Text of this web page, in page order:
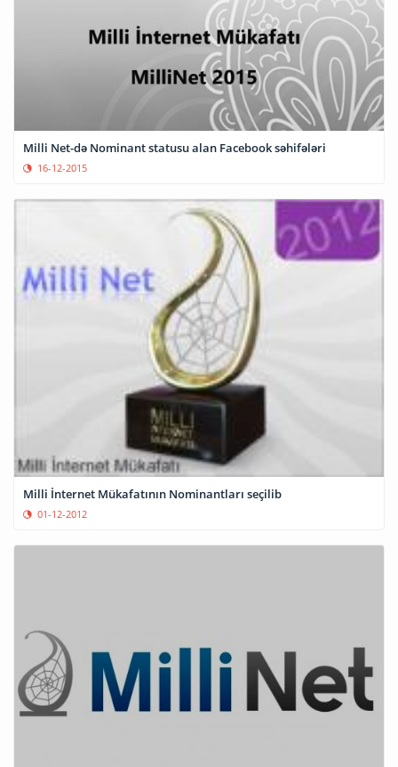
Milli Net-də Nominant statusu alan Facebook səhifələri
16-12-2015
Milli İnternet Mükafatının Nominantları seçilib
01-12-2012